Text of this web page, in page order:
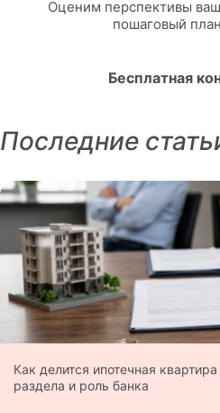
Оценим перспективы
пошаговый
Бесплатная
Последние
Как делится ипотечная
раздела и роль банка